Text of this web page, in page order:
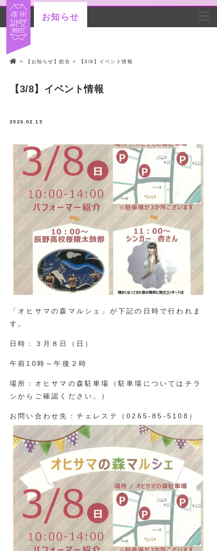
お知らせ
> 【お知らせ】総合 > 【3/8】イベント情報
【3/8】イベント情報
2026.02.13
「オヒサマの森マルシェ」が下記の日時で行われま
す。
日時：３月８日（日）
午前10時～午後２時
場所：オヒサマの森駐車場（駐車場についてはチラ
シからご確認ください。）
お問い合わせ先：チェレステ（0265-85-5108）